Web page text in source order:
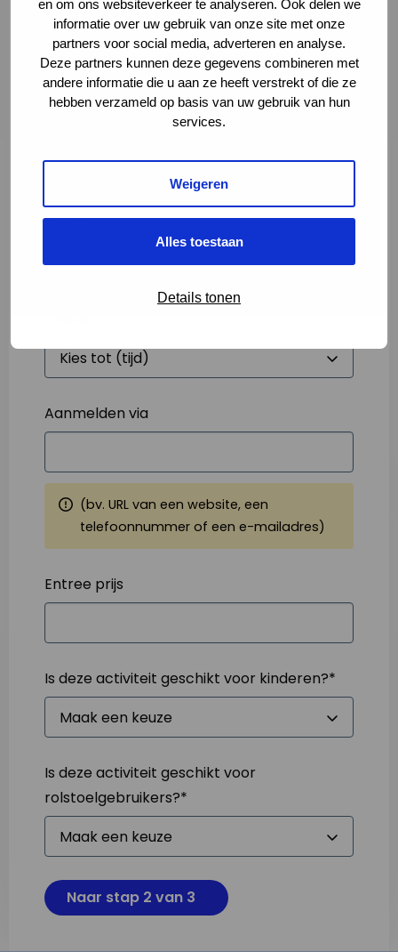
en om ons websiteverkeer te analyseren. Ook delen we
informatie over uw gebruik van onze site met onze
partners voor social media, adverteren en analyse.
Deze partners kunnen deze gegevens combineren met
andere informatie die u aan ze heeft verstrekt of die ze
hebben verzameld op basis van uw gebruik van hun
services.
Weigeren
Alles toestaan
Details tonen
Volledige omschrijving*
Starttijd*
Aanmelden via
(bv. URL van een website, een
telefoonnummer of een e-mailadres)
Entree prijs
Is deze activiteit geschikt voor kinderen?*
Is deze activiteit geschikt voor
rolstoelgebruikers?*